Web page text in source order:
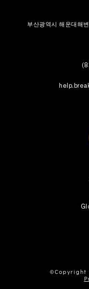
부산광역시 해운대해
©Copyright